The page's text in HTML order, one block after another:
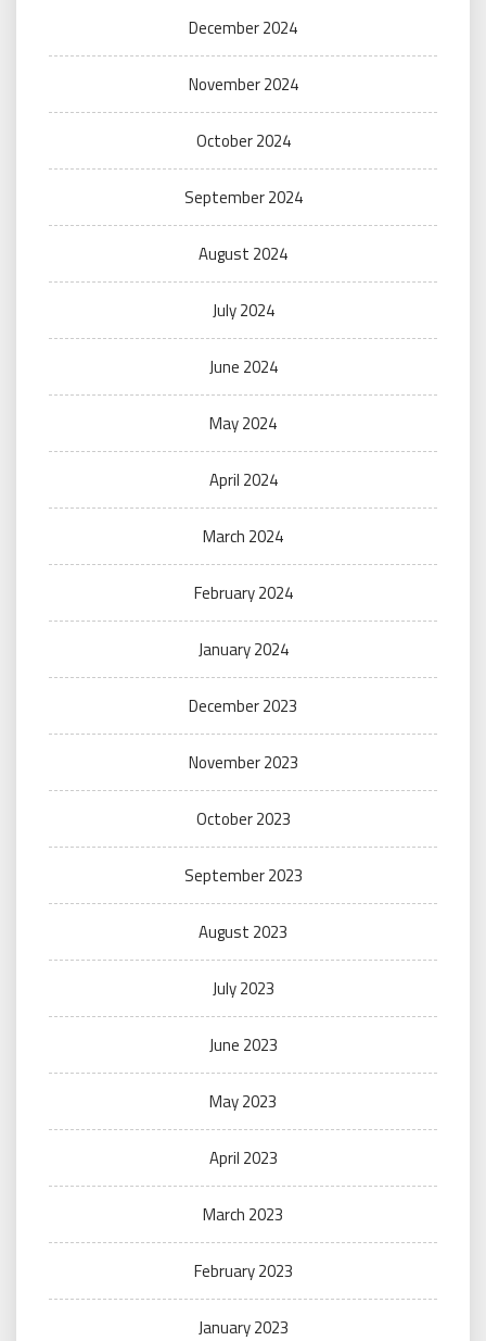
December 2024
November 2024
October 2024
September 2024
August 2024
July 2024
June 2024
May 2024
April 2024
March 2024
February 2024
January 2024
December 2023
November 2023
October 2023
September 2023
August 2023
July 2023
June 2023
May 2023
April 2023
March 2023
February 2023
January 2023